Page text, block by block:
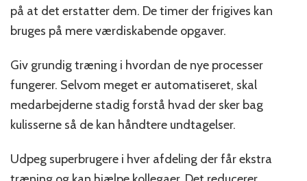
på at det erstatter dem. De timer der frigives kan
bruges på mere værdiskabende opgaver.
Giv grundig træning i hvordan de nye processer
fungerer. Selvom meget er automatiseret, skal
medarbejderne stadig forstå hvad der sker bag
kulisserne så de kan håndtere undtagelser.
Udpeg superbrugere i hver afdeling der får ekstra